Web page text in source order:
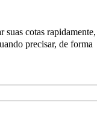
suas cotas rapidamente,
precisar, de forma